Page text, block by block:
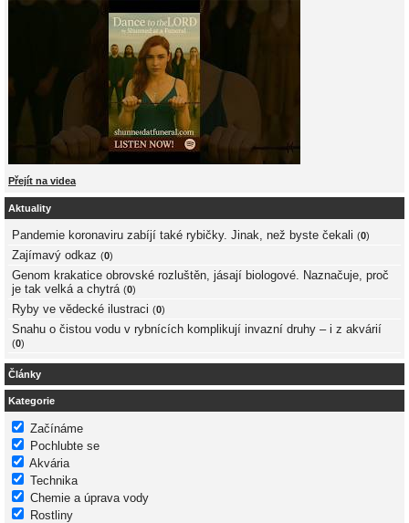
Přejít na videa
Aktuality
Pandemie koronaviru zabíjí také rybičky. Jinak, než byste čekali (0)
Zajímavý odkaz (0)
Genom krakatice obrovské rozluštěn, jásají biologové. Naznačuje, proč
je tak velká a chytrá (0)
Ryby ve vědecké ilustraci (0)
Snahu o čistou vodu v rybnících komplikují invazní druhy – i z akvárií
(0)
Články
Kategorie
Začínáme
Pochlubte se
Akvária
Technika
Chemie a úprava vody
Rostliny